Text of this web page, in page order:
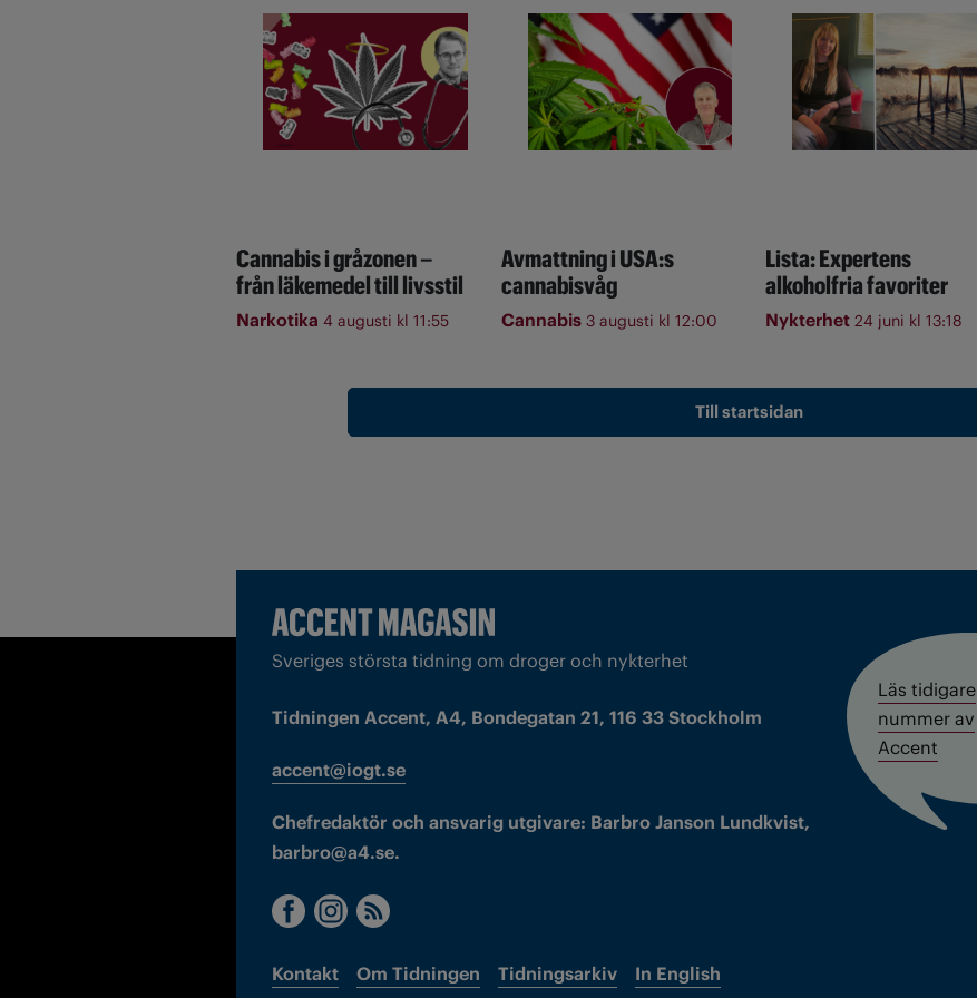
Cannabis i gråzonen –
från läkemedel till livsstil
Narkotika 4 augusti kl 11:55
Avmattning i USA:s
cannabisvåg
Cannabis 3 augusti kl 12:00
Lista: Expertens
alkoholfria favoriter
Nykterhet 24 juni kl 13:18
Till startsidan
Sveriges största tidning om droger och nykterhet
Tidningen Accent, A4, Bondegatan 21, 116 33 Stockholm
accent@iogt.se
Chefredaktör och ansvarig utgivare: Barbro Janson Lundkvist,
barbro@a4.se.
Kontakt Om Tidningen Tidningsarkiv In English
Läs tidigare
nummer av
Accent